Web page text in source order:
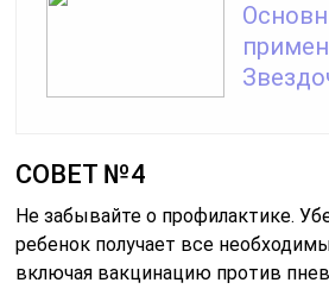
СОВЕТ №4
Не забывайте о профилактике.
ребенок получает все
включая вакцинацию против